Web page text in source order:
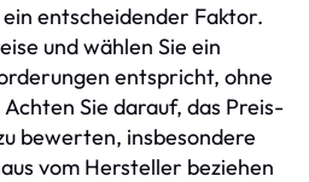
entscheidender Faktor.
und wählen Sie ein
entspricht, ohne
Sie darauf, das Preis-
bewerten, insbesondere
vom Hersteller beziehen